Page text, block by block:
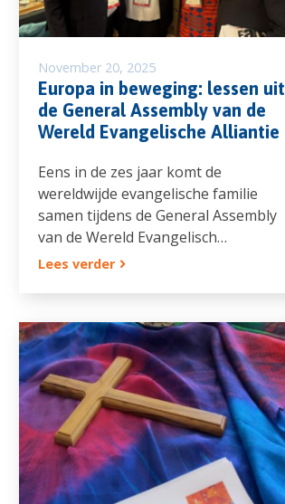
November 20, 2025
Europa in beweging: lessen uit
de General Assembly van de
Wereld Evangelische Alliantie
Eens in de zes jaar komt de
wereldwijde evangelische familie
samen tijdens de General Assembly
van de Wereld Evangelisch…
Lees verder